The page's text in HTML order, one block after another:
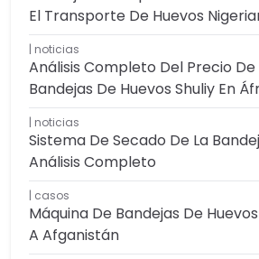
El Transporte De Huevos
noticias
Análisis Completo Del Precio De
Bandejas De Huevos Shuliy En
noticias
Sistema De Secado De La
Análisis Completo
casos
Máquina De Bandejas De
A Afganistán